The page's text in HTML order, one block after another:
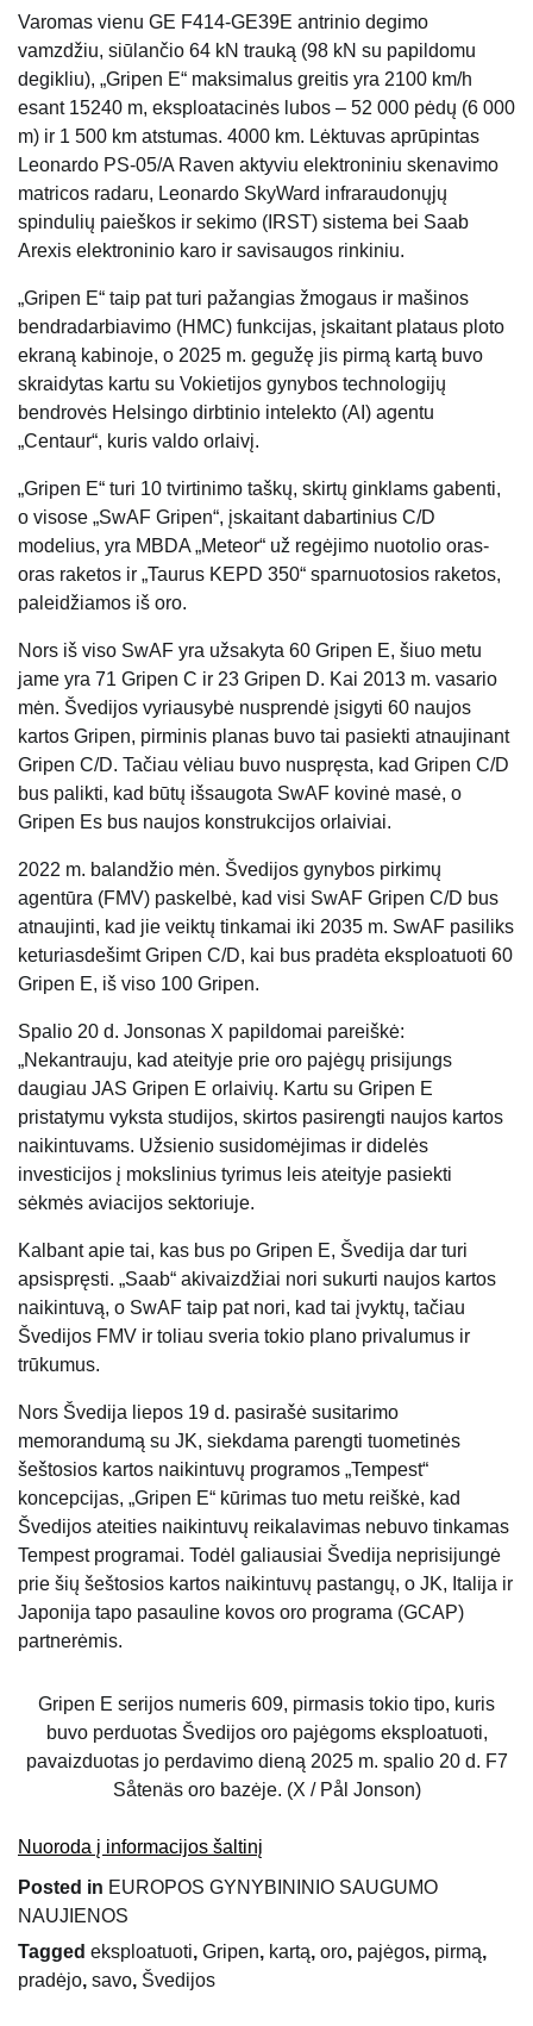
Varomas vienu GE F414-GE39E antrinio degimo
vamzdžiu, siūlančio 64 kN trauką (98 kN su papildomu
degikliu), „Gripen E“ maksimalus greitis yra 2100 km/h
esant 15240 m, eksploatacinės lubos – 52 000 pėdų (6 000
m) ir 1 500 km atstumas. 4000 km. Lėktuvas aprūpintas
Leonardo PS-05/A Raven aktyviu elektroniniu skenavimo
matricos radaru, Leonardo SkyWard infraraudonųjų
spindulių paieškos ir sekimo (IRST) sistema bei Saab
Arexis elektroninio karo ir savisaugos rinkiniu.
„Gripen E“ taip pat turi pažangias žmogaus ir mašinos
bendradarbiavimo (HMC) funkcijas, įskaitant plataus ploto
ekraną kabinoje, o 2025 m. gegužę jis pirmą kartą buvo
skraidytas kartu su Vokietijos gynybos technologijų
bendrovės Helsingo dirbtinio intelekto (AI) agentu
„Centaur“, kuris valdo orlaivį.
„Gripen E“ turi 10 tvirtinimo taškų, skirtų ginklams gabenti,
o visose „SwAF Gripen“, įskaitant dabartinius C/D
modelius, yra MBDA „Meteor“ už regėjimo nuotolio oras-
oras raketos ir „Taurus KEPD 350“ sparnuotosios raketos,
paleidžiamos iš oro.
Nors iš viso SwAF yra užsakyta 60 Gripen E, šiuo metu
jame yra 71 Gripen C ir 23 Gripen D. Kai 2013 m. vasario
mėn. Švedijos vyriausybė nusprendė įsigyti 60 naujos
kartos Gripen, pirminis planas buvo tai pasiekti atnaujinant
Gripen C/D. Tačiau vėliau buvo nuspręsta, kad Gripen C/D
bus palikti, kad būtų išsaugota SwAF kovinė masė, o
Gripen Es bus naujos konstrukcijos orlaiviai.
2022 m. balandžio mėn. Švedijos gynybos pirkimų
agentūra (FMV) paskelbė, kad visi SwAF Gripen C/D bus
atnaujinti, kad jie veiktų tinkamai iki 2035 m. SwAF pasiliks
keturiasdešimt Gripen C/D, kai bus pradėta eksploatuoti 60
Gripen E, iš viso 100 Gripen.
Spalio 20 d. Jonsonas X papildomai pareiškė:
„Nekantrauju, kad ateityje prie oro pajėgų prisijungs
daugiau JAS Gripen E orlaivių. Kartu su Gripen E
pristatymu vyksta studijos, skirtos pasirengti naujos kartos
naikintuvams. Užsienio susidomėjimas ir didelės
investicijos į mokslinius tyrimus leis ateityje pasiekti
sėkmės aviacijos sektoriuje.
Kalbant apie tai, kas bus po Gripen E, Švedija dar turi
apsispręsti. „Saab“ akivaizdžiai nori sukurti naujos kartos
naikintuvą, o SwAF taip pat nori, kad tai įvyktų, tačiau
Švedijos FMV ir toliau sveria tokio plano privalumus ir
trūkumus.
Nors Švedija liepos 19 d. pasirašė susitarimo
memorandumą su JK, siekdama parengti tuometinės
šeštosios kartos naikintuvų programos „Tempest“
koncepcijas, „Gripen E“ kūrimas tuo metu reiškė, kad
Švedijos ateities naikintuvų reikalavimas nebuvo tinkamas
Tempest programai. Todėl galiausiai Švedija neprisijungė
prie šių šeštosios kartos naikintuvų pastangų, o JK, Italija ir
Japonija tapo pasauline kovos oro programa (GCAP)
partnerėmis.
Gripen E serijos numeris 609, pirmasis tokio tipo, kuris
buvo perduotas Švedijos oro pajėgoms eksploatuoti,
pavaizduotas jo perdavimo dieną 2025 m. spalio 20 d. F7
Såtenäs oro bazėje. (X / Pål Jonson)
Nuoroda į informacijos šaltinį
Posted in EUROPOS GYNYBININIO SAUGUMO
NAUJIENOS
Tagged eksploatuoti, Gripen, kartą, oro, pajėgos, pirmą,
pradėjo, savo, Švedijos